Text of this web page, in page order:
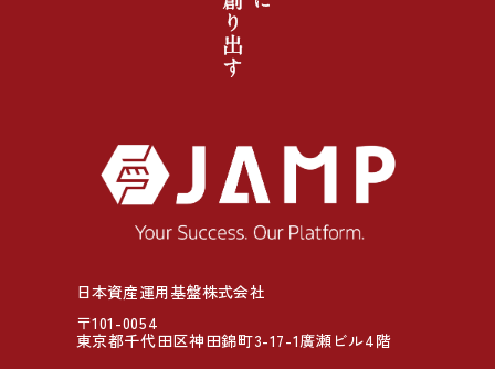
日本資産運用基盤株式会社
〒101-0054
東京都千代田区神田錦町3-17-1廣瀬ビル4階